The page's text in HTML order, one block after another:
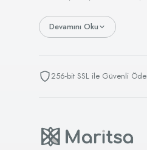
Devamını Oku
256-bit SSL ile Güvenli